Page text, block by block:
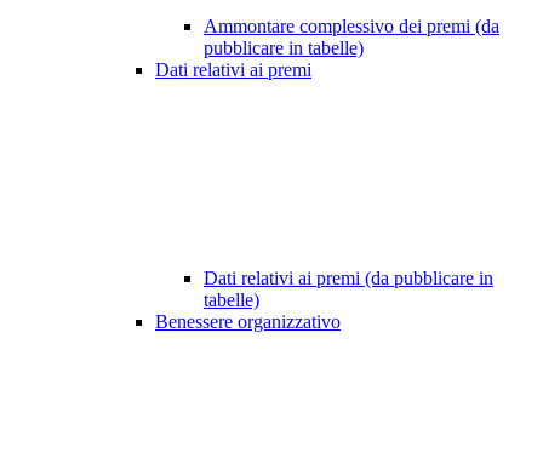
Ammontare complessivo dei premi (da
pubblicare in tabelle)
Dati relativi ai premi
Dati relativi ai premi (da pubblicare in
tabelle)
Benessere organizzativo